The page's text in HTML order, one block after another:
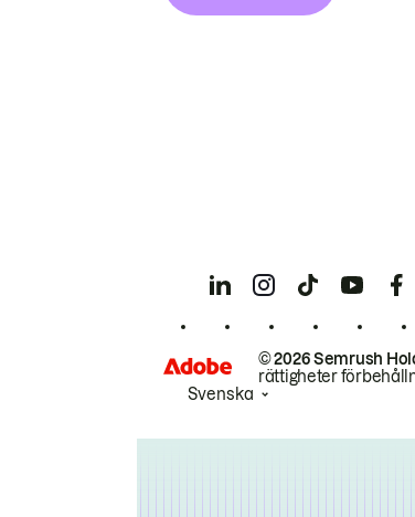
© 2026 Semrush
rättigheter
Svenska